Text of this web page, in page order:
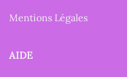
Mentions Légales
AIDE